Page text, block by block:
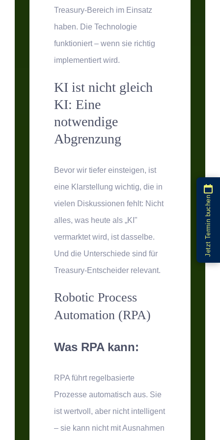
Treasury-Bereich im Einsatz
haben. Die Technologie
funktioniert – wenn sie richtig
implementiert wird.
KI ist nicht gleich
KI: Eine
notwendige
Abgrenzung
Bevor wir tiefer einsteigen, ist
eine Klarstellung wichtig, die in
vielen Diskussionen fehlt: Nicht
alles, was heute als „KI"
vermarktet wird, ist dasselbe.
Und die Unterschiede sind für
Treasury-Entscheider relevant.
Robotic Process
Automation (RPA)
Was RPA kann:
RPA führt regelbasierte
Prozesse automatisch aus. Sie
ist wertvoll, aber nicht intelligent
– sie kann nicht mit Ausnahmen
Jetzt Termin buchen